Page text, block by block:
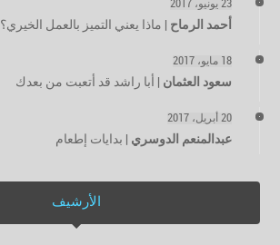
23 يونيو، 2017
أحمد الرماح ماذا يعني التميز بالعمل الخيري؟
18 مايو، 2017
سعود العثمان أبا راشد قد أتعبت من بعدك
20 أبريل، 2017
عبدالمنعم الدوسري بدايات إطعام
الأرشيف